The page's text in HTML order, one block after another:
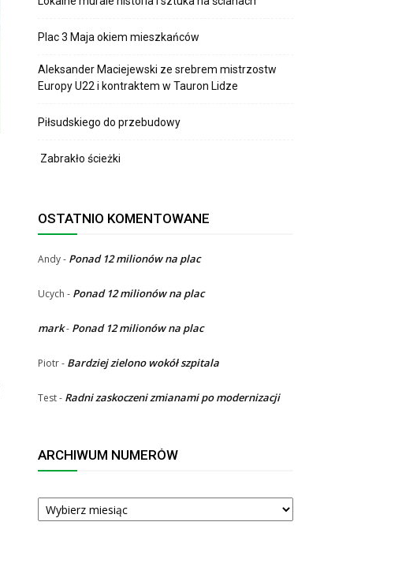
Plac 3 Maja okiem mieszkańców
Aleksander Maciejewski ze srebrem mistrzostw
Europy U22 i kontraktem w Tauron Lidze
Piłsudskiego do przebudowy
Zabrakło ścieżki
OSTATNIO KOMENTOWANE
Andy- Ponad 12 milionów na plac
Ucych - Ponad 12 milionów na plac
mark- Ponad 12 milionów na plac
Piotr- Bardziej zielono wokół szpitala
Test- Radni zaskoczeni zmianami po modernizacji
ARCHIWUM NUMERÓW
ARCHIWUM
NUMERÓW